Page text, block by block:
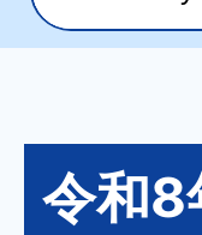
令和8